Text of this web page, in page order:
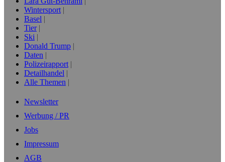
Wintersport
Basel
Tier
Ski
Donald Trump
Daten
Polizeirapport
Detailhandel
Alle Themen
Newsletter
Werbung / PR
Jobs
Impressum
AGB